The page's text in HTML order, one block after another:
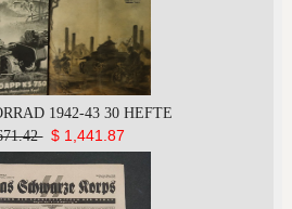
1942-43 30 HEFTE
$ 1,441.87